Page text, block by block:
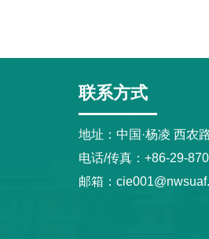
联系方式
地址：中国·杨凌 西农
电话/传真：+86-29-
邮箱：